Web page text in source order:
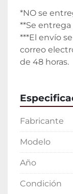
*NO se
**Se
***El envío
correo
de 48 horas.
Fabricante
Modelo
Año
Condición